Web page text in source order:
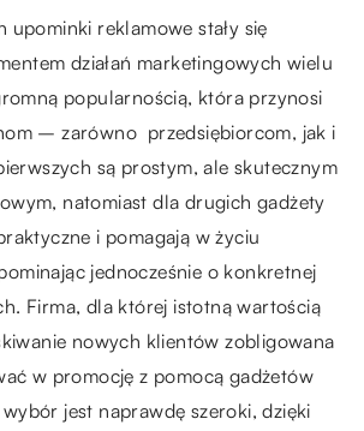
upominki reklamowe stały się
działań marketingowych wielu
popularnością, która przynosi
– zarówno przedsiębiorcom, jak i
są prostym, ale skutecznym
natomiast dla drugich gadżety
i pomagają w życiu
jednocześnie o konkretnej
Firma, dla której istotną wartością
nowych klientów zobligowana
w promocję z pomocą gadżetów
jest naprawdę szeroki, dzięki